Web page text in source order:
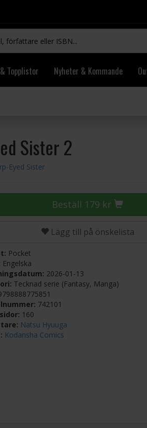
Topplistor Nyheter & Kommande
Sister 2
Eyed Sister
Beställ 179 kr
Lägg till på önskelista
Pocket
Engelska
2026-01-13
Tecknad serie (Fantasy, Manga)
742101
160
Natsu Hyuuga
Kodansha Comics